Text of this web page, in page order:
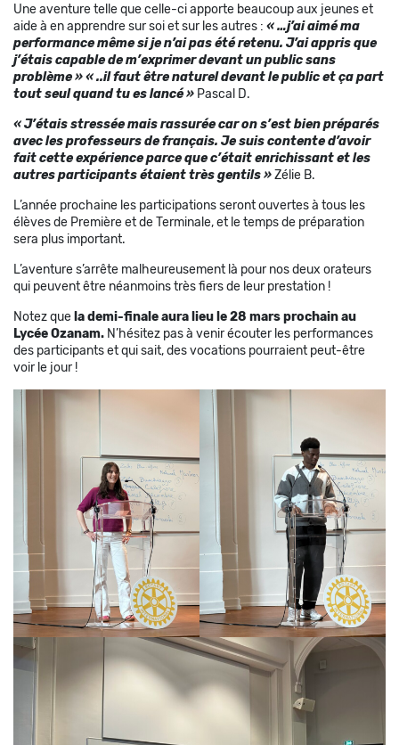
Une aventure telle que celle-ci apporte beaucoup aux jeunes et
aide à en apprendre sur soi et sur les autres : « …j’ai aimé ma
performance même si je n’ai pas été retenu. J’ai appris que
j’étais capable de m’exprimer devant un public sans
problème » « ..il faut être naturel devant le public et ça part
tout seul quand tu es lancé » Pascal D.
« J’étais stressée mais rassurée car on s’est bien préparés
avec les professeurs de français. Je suis contente d’avoir
fait cette expérience parce que c’était enrichissant et les
autres participants étaient très gentils »Zélie B.
L’année prochaine les participations seront ouvertes à tous les
élèves de Première et de Terminale, et le temps de préparation
sera plus important.
L’aventure s’arrête malheureusement là pour nos deux orateurs
qui peuvent être néanmoins très fiers de leur prestation !
Notez que la demi-finale aura lieu le 28 mars prochain au
Lycée Ozanam. N’hésitez pas à venir écouter les performances
des participants et qui sait, des vocations pourraient peut-être
voir le jour !